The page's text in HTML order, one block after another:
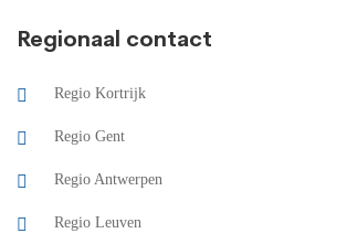
Regionaal contact
Regio Kortrijk
Regio Gent
Regio Antwerpen
Regio Leuven